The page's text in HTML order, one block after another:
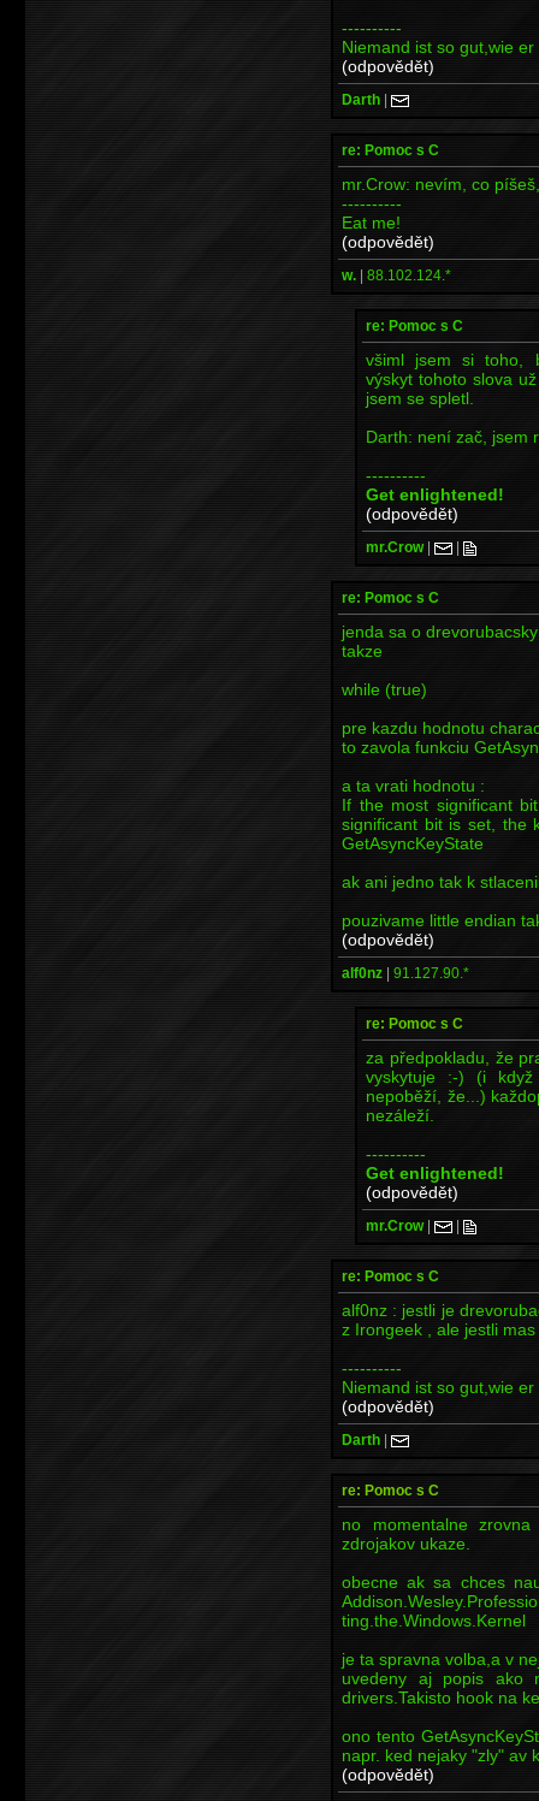
----------
Niemand ist so gut,wie
(odpovědět)
Darth |
re: Pomoc s C
mr.Crow: nevím, co
----------
Eat me!
(odpovědět)
w. | 88.102.124.*
re: Pomoc s C
všiml jsem si toho,
výskyt tohoto slova
jsem se spletl.
Darth: není zač, jsem
----------
Get enlightened!
(odpovědět)
mr.Crow| |
re: Pomoc s C
jenda sa o
takze
while (true)
pre kazdu hodnotu
to zavola funkciu
a ta vrati hodnotu :
If the most significant
significant bit is set, the
GetAsyncKeyState
ak ani jedno tak k
pouzivame little endian
(odpovědět)
alf0nz | 91.127.90.*
re: Pomoc s C
za předpokladu, že
vyskytuje :-) (i
nepoběží, že...)
nezáleží.
----------
Get enlightened!
(odpovědět)
mr.Crow| |
re: Pomoc s C
alf0nz : jestli je
z Irongeek , ale jestli
----------
Niemand ist so gut,wie
(odpovědět)
Darth |
re: Pomoc s C
no momentalne
zdrojakov ukaze.
obecne ak sa chces
ting.the.Windows.Kernel
je ta spravna volba,a v
uvedeny aj popis ako
drivers.Takisto hook na
ono tento
napr. ked nejaky "zly" av
(odpovědět)